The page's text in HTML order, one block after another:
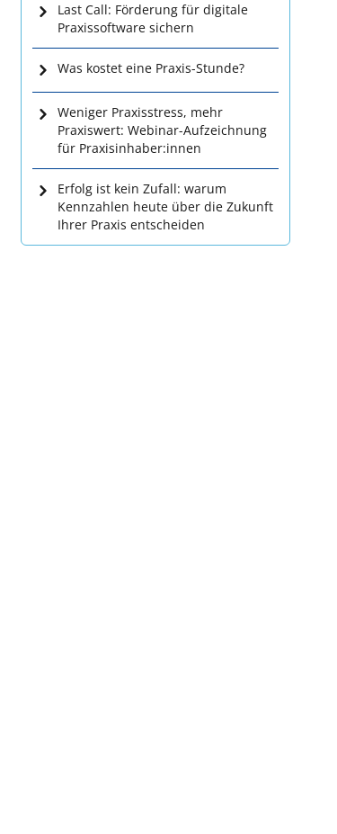
Last Call: Förderung für digitale
Praxissoftware sichern
Was kostet eine Praxis-Stunde?
Weniger Praxisstress, mehr
Praxiswert: Webinar-Aufzeichnung
für Praxisinhaber:innen
Erfolg ist kein Zufall: warum
Kennzahlen heute über die Zukunft
Ihrer Praxis entscheiden